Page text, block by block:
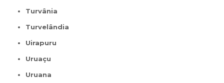
Turvânia
Turvelândia
Uirapuru
Uruaçu
Uruana